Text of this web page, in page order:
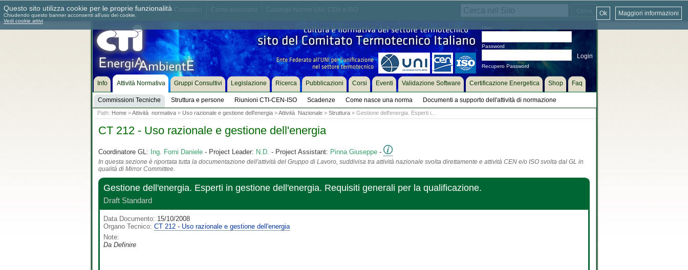
Chi siamo Dove siamo
Password
Recupero Password
Info Attività Normativa
Commissioni Tecniche Struttura e persone Riunioni CTI-CEN-ISO Scadenze Come nasce una norma Documenti a supporto dell'attività di normazione
Gruppi Consultivi Legislazione Ricerca Pubblicazioni Corsi Eventi Validazione Software Certificazione Energetica Shop Faq
Path: Home»Attività normativa» Uso razionale e gestione dell'energia»Attività Nazionale» Struttura» Gestione dell'energia. Esperti i...
CT 212 - Uso razionale e gestione dell'energia
Coordinatore GL: Ing. Forni Daniele- Project Leader: N.D. - Project Assistant: Pinna Giuseppe-
In questa sezione è riportata tutta la documentazione dell'attività del Gruppo di Lavoro, suddivisa tra attività nazionale svolta direttamente e attività CEN e/o ISO svolta dal GL in
qualità di Mirror Committee.
Gestione dell'energia. Esperti in gestione dell'energia. Requisiti generali per la qualificazione.
Draft Standard
Data Documento: 15/10/2008
Organo Tecnico: CT 212 - Uso razionale e gestione dell'energia
Note:
Da Definire
Questo sito utilizza cookie per le proprie funzionalità
Chiudendo questo banner acconsenti all'uso dei cookie.
Vedi cookie attivi
Maggiori informazioni
Ok